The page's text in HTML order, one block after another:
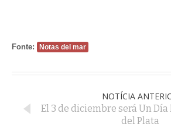
Fonte: Notas del mar
NOTÍCIA
El 3 de diciembre será Un Día
del Plata